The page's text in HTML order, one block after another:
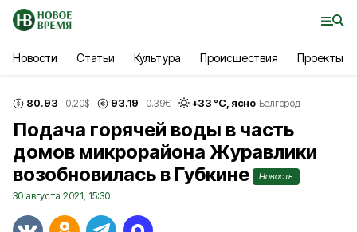
Новости Статьи Культура Происшествия Проекты
80.93 -0.20$ 93.19 -0.39€ +33 °С, ясно Белгород
Подача горячей воды в часть
домов микрорайона Журавлики
возобновилась в Губкине
Новость
30 августа 2021, 15:30